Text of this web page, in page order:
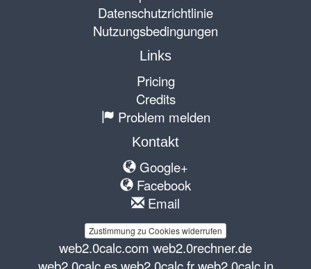
Datenschutzrichtlinie
Nutzungsbedingungen
Links
Pricing
Credits
Problem melden
Kontakt
Google+
Facebook
Email
Zustimmung zu Cookies widerrufen
web2.0calc.com web2.0rechner.de
web2.0calc.es web2.0calc.fr web2.0calc.in